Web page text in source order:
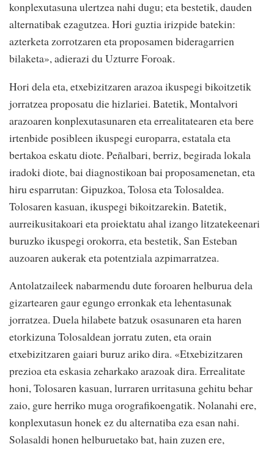
konplexutasuna ulertzea nahi dugu; eta bestetik, dauden
alternatibak ezagutzea. Hori guztia irizpide batekin:
azterketa zorrotzaren eta proposamen bideragarrien
bilaketa», adierazi du Uzturre Foroak.
Hori dela eta, etxebizitzaren arazoa ikuspegi bikoitzetik
jorratzea proposatu die hizlariei. Batetik, Montalvori
arazoaren konplexutasunaren eta errealitatearen eta bere
irtenbide posibleen ikuspegi europarra, estatala eta
bertakoa eskatu diote. Peñalbari, berriz, begirada lokala
iradoki diote, bai diagnostikoan bai proposamenetan, eta
hiru esparrutan: Gipuzkoa, Tolosa eta Tolosaldea.
Tolosaren kasuan, ikuspegi bikoitzarekin. Batetik,
aurreikusitakoari eta proiektatu ahal izango litzatekeenari
buruzko ikuspegi orokorra, eta bestetik, San Esteban
auzoaren aukerak eta potentziala azpimarratzea.
Antolatzaileek nabarmendu dute foroaren helburua dela
gizartearen gaur egungo erronkak eta lehentasunak
jorratzea. Duela hilabete batzuk osasunaren eta haren
etorkizuna Tolosaldean jorratu zuten, eta orain
etxebizitzaren gaiari buruz ariko dira. «Etxebizitzaren
prezioa eta eskasia zeharkako arazoak dira. Errealitate
honi, Tolosaren kasuan, lurraren urritasuna gehitu behar
zaio, gure herriko muga orografikoengatik. Nolanahi ere,
konplexutasun honek ez du alternatiba eza esan nahi.
Solasaldi honen helburuetako bat, hain zuzen ere,